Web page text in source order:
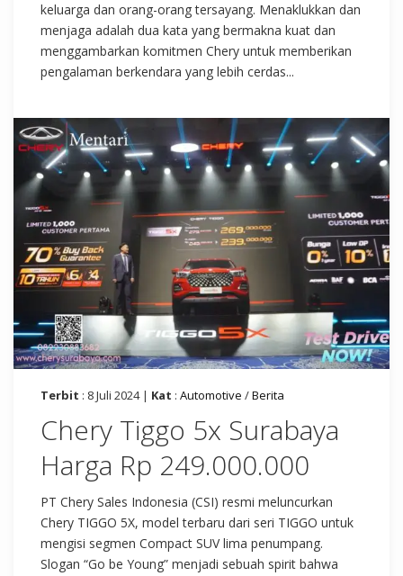
keluarga dan orang-orang tersayang. Menaklukkan dan
menjaga adalah dua kata yang bermakna kuat dan
menggambarkan komitmen Chery untuk memberikan
pengalaman berkendara yang lebih cerdas...
Terbit : 8 Juli 2024 | Kat : Automotive /Berita
Chery Tiggo 5x Surabaya
Harga Rp 249.000.000
PT Chery Sales Indonesia (CSI) resmi meluncurkan
Chery TIGGO 5X, model terbaru dari seri TIGGO untuk
mengisi segmen Compact SUV lima penumpang.
Slogan “Go be Young” menjadi sebuah spirit bahwa